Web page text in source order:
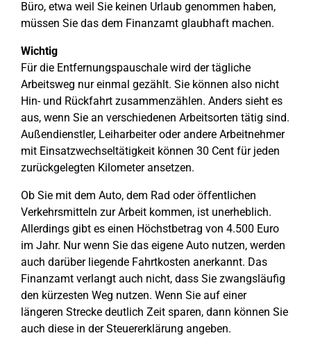
Büro, etwa weil Sie keinen Urlaub genommen haben,
müssen Sie das dem Finanzamt glaubhaft machen.
Wichtig
Für die Entfernungspauschale wird der tägliche
Arbeitsweg nur einmal gezählt. Sie können also nicht
Hin- und Rückfahrt zusammenzählen. Anders sieht es
aus, wenn Sie an verschiedenen Arbeitsorten tätig sind.
Außendienstler, Leiharbeiter oder andere Arbeitnehmer
mit Einsatzwechseltätigkeit können 30 Cent für jeden
zurückgelegten Kilometer ansetzen.
Ob Sie mit dem Auto, dem Rad oder öffentlichen
Verkehrsmitteln zur Arbeit kommen, ist unerheblich.
Allerdings gibt es einen Höchstbetrag von 4.500 Euro
im Jahr. Nur wenn Sie das eigene Auto nutzen, werden
auch darüber liegende Fahrtkosten anerkannt. Das
Finanzamt verlangt auch nicht, dass Sie zwangsläufig
den kürzesten Weg nutzen. Wenn Sie auf einer
längeren Strecke deutlich Zeit sparen, dann können Sie
auch diese in der Steuererklärung angeben.